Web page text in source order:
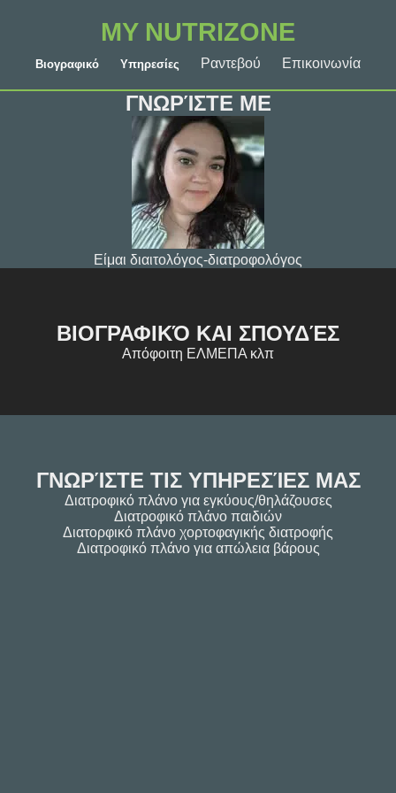
MY NUTRIZONE
Βιογραφικό Υπηρεσίες Ραντεβού Eπικοινωνία
ΓΝΩΡΊΣΤΕ ΜΕ
Είμαι διαιτολόγος-διατροφολόγος
ΒΙΟΓΡΑΦΙΚΌ ΚΑΙ ΣΠΟΥΔΈΣ
Απόφοιτη ΕΛΜΕΠΑ κλπ
ΓΝΩΡΊΣΤΕ ΤΙΣ ΥΠΗΡΕΣΊΕΣ ΜΑΣ
Διατροφικό πλάνο για εγκύους/θηλάζουσες
Διατροφικό πλάνο παιδιών
Διατορφικό πλάνο χορτοφαγικής διατροφής
Διατροφικό πλάνο για απώλεια βάρους